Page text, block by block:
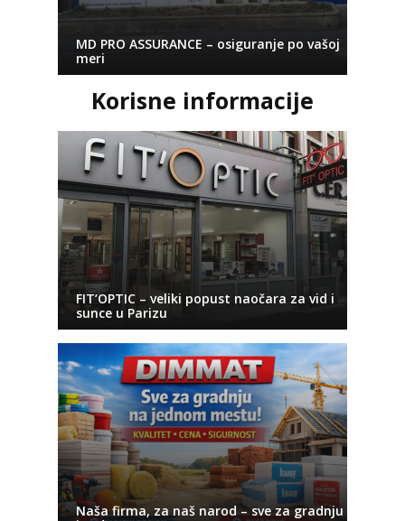
MD PRO ASSURANCE – osiguranje po vašoj
meri
Korisne informacije
FIT’OPTIC – veliki popust naočara za vid i
sunce u Parizu
Naša firma, za naš narod – sve za gradnju